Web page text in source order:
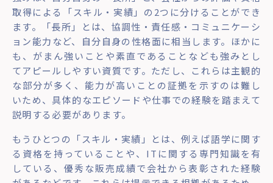
取得による「スキル・実績」の2つに分けることができ
ます。「長所」とは、協調性・責任感・コミュニケーシ
ョン能力など、自分自身の性格面に相当します。ほかに
も、がまん強いことや素直であることなども強みとし
てアピールしやすい資質です。ただし、これらは主観的
な部分が多く、能力が高いことの証拠を示すのは難し
いため、具体的なエピソードや仕事での経験を踏まえて
説明する必要があります。
もうひとつの「スキル・実績」とは、例えば語学に関す
る資格を持っていることや、ITに関する専門知識を有
している、優秀な販売成績で会社から表彰された経験